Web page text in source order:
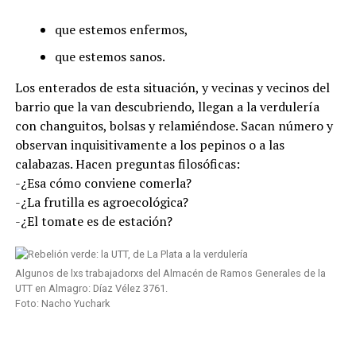
que estemos enfermos,
que estemos sanos.
Los enterados de esta situación, y vecinas y vecinos del
barrio que la van descubriendo, llegan a la verdulería
con changuitos, bolsas y relamiéndose. Sacan número y
observan inquisitivamente a los pepinos o a las
calabazas. Hacen preguntas filosóficas:
-¿Esa cómo conviene comerla?
-¿La frutilla es agroecológica?
-¿El tomate es de estación?
Algunos de lxs trabajadorxs del Almacén de Ramos Generales de la
UTT en Almagro: Díaz Vélez 3761.
Foto: Nacho Yuchark